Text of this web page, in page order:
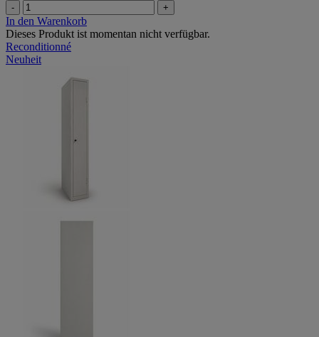
- +
In den Warenkorb
Dieses Produkt ist momentan nicht verfügbar.
Reconditionné
Neuheit